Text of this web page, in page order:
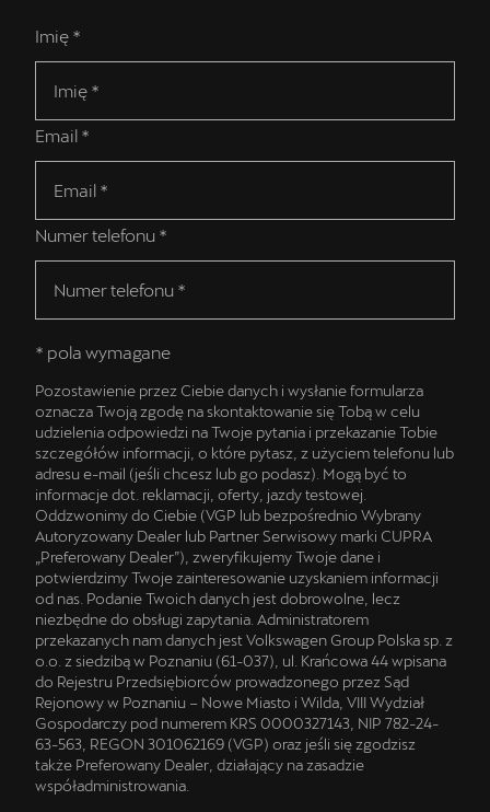
Imię *
Email *
Numer telefonu *
* pola wymagane
Pozostawienie przez Ciebie danych i wysłanie formularza
oznacza Twoją zgodę na skontaktowanie się Tobą w celu
udzielenia odpowiedzi na Twoje pytania i przekazanie Tobie
szczegółów informacji, o które pytasz, z użyciem telefonu lub
adresu e-mail (jeśli chcesz lub go podasz). Mogą być to
informacje dot. reklamacji, oferty, jazdy testowej.
Oddzwonimy do Ciebie (VGP lub bezpośrednio Wybrany
Autoryzowany Dealer lub Partner Serwisowy marki CUPRA
„Preferowany Dealer”), zweryfikujemy Twoje dane i
potwierdzimy Twoje zainteresowanie uzyskaniem informacji
od nas. Podanie Twoich danych jest dobrowolne, lecz
niezbędne do obsługi zapytania. Administratorem
przekazanych nam danych jest Volkswagen Group Polska sp. z
o.o. z siedzibą w Poznaniu (61-037), ul. Krańcowa 44 wpisana
do Rejestru Przedsiębiorców prowadzonego przez Sąd
Rejonowy w Poznaniu – Nowe Miasto i Wilda, VIII Wydział
Gospodarczy pod numerem KRS 0000327143, NIP 782-24-
63-563, REGON 301062169 (VGP) oraz jeśli się zgodzisz
także Preferowany Dealer, działający na zasadzie
współadministrowania.